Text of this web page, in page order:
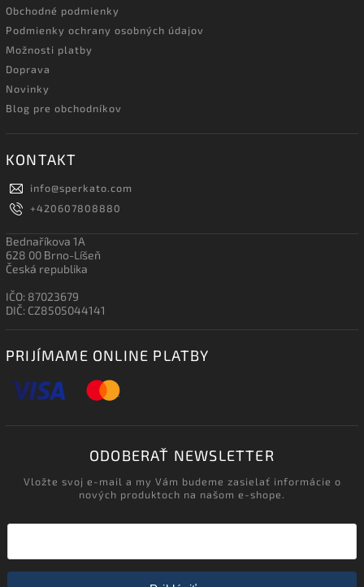
Obchodné podmienky
Podmienky ochrany osobných údajov
Možnosti platby
Doprava
Novinky
Blog pre obchodníkov
KONTAKT
info@sperkato.com
+420607808880
Bednaříkova 1A
628 00 Brno-Líšeň
Česká republika
IČO: 87023679
DIČ: CZ8505044141
PRIJÍMAME ONLINE PLATBY
ODOBERAŤ NEWSLETTER
Vložte svoj e-mail a my Vám budeme zasielať informácie o
nových produktoch na našom e-shope.